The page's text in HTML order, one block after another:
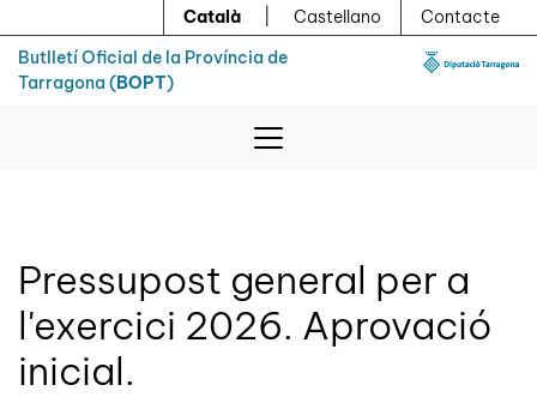
Català Castellano
Contacte
Butlletí Oficial de la Província de
Tarragona (BOPT)
Pressupost general per a
l'exercici 2026. Aprovació
inicial.